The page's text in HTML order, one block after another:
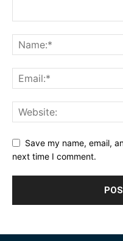
Save my name, email,
next time I comment.